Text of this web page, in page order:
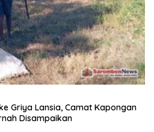
Griya Lansia, Camat Kapongan
Disampaikan